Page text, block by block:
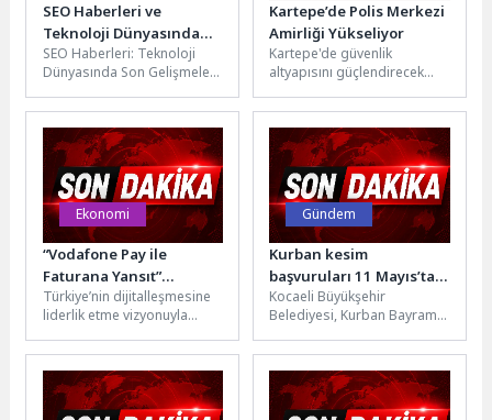
SEO Haberleri ve
Teknoloji Dünyasında
Güncel Gelişmeler
SEO Haberleri: Teknoloji
Dünyasında Son Gelişmeler
yeni gelişmeler ve
değişiklikler meydana...
Kartepe’de Polis Merkezi
Amirliği Yükseliyor
Kartepe'de güvenlik
altyapısını güçlendirecek
projesinde çalışmalar tüm
hızıyla devam ediyor.
Kartepe Belediye...
Ekonomi
“Vodafone Pay ile
Faturana Yansıt”
Ekosistemi Büyüyor
Türkiye’nin dijitalleşmesine
liderlik etme vizyonuyla
gösteren Vodafone, yeni
nesil mobil cüzdan
uygulaması Vodafone Pay ve
Vodafone...
Gündem
Kurban kesim
başvuruları 11 Mayıs’ta
başlıyor
Kocaeli Büyükşehir
Belediyesi, Kurban Bayramı
kurban kesim işlemlerini
daha sağlıklı, güvenli ve
modern...